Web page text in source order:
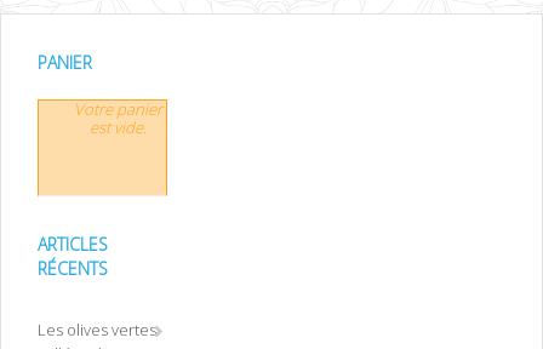
PANIER
Votre panier
est vide.
ARTICLES
RÉCENTS
Les olives vertes